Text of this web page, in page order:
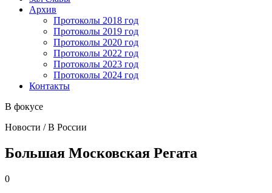
Архив
Протоколы 2018 год
Протоколы 2019 год
Протоколы 2020 год
Протоколы 2022 год
Протоколы 2023 год
Протоколы 2024 год
Контакты
В фокусе
Новости / В России
Большая Московская Регата
0